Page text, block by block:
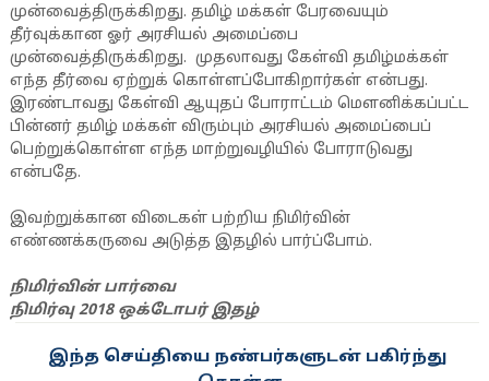
முன்வைத்திருக்கிறது. தமிழ் மக்கள் பேரவையும்
தீர்வுக்கான ஓர் அரசியல் அமைப்பை
முன்வைத்திருக்கிறது. முதலாவது கேள்வி தமிழ்மக்கள்
எந்த தீர்வை ஏற்றுக் கொள்ளப்போகிறார்கள் என்பது.
இரண்டாவது கேள்வி ஆயுதப் போராட்டம் மௌனிக்கப்பட்ட
பின்னர் தமிழ் மக்கள் விரும்பும் அரசியல் அமைப்பைப்
பெற்றுக்கொள்ள எந்த மாற்றுவழியில் போராடுவது
என்பதே.
இவற்றுக்கான விடைகள் பற்றிய நிமிர்வின்
எண்ணக்கருவை அடுத்த இதழில் பார்ப்போம்.
நிமிர்வின் பார்வை
நிமிர்வு 2018 ஒக்டோபர் இதழ்
இந்த செய்தியை நண்பர்களுடன் பகிர்ந்து